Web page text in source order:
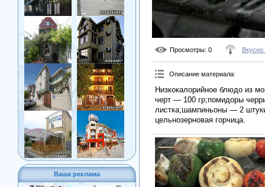
Ваша реклама
Просмотры: 0
Описание материала:
Низкокалорийное блюдо из
черт — 100 гр;помидоры
листка;шампиньоны — 2
цельнозерновая горчица.